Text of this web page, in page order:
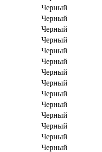
Черный
Черный
Черный
Черный
Черный
Черный
Черный
Черный
Черный
Черный
Черный
Черный
Черный
Черный